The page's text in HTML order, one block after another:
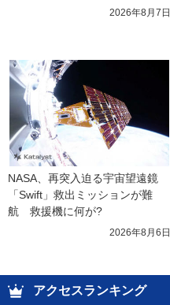
2026年8月7日
NASA、再突入迫る宇宙望遠鏡
「Swift」救出ミッションが難
航　救援機に何が?
2026年8月6日
アクセスランキング